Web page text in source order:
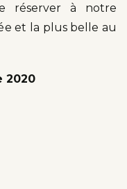
réserver à notre
et la plus belle au
2020